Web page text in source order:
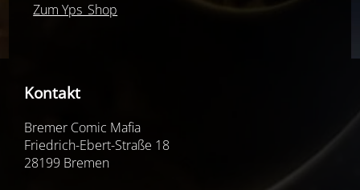
Zum Yps_Shop
Kontakt
Bremer Comic Mafia
Friedrich-Ebert-Straße 18
28199 Bremen